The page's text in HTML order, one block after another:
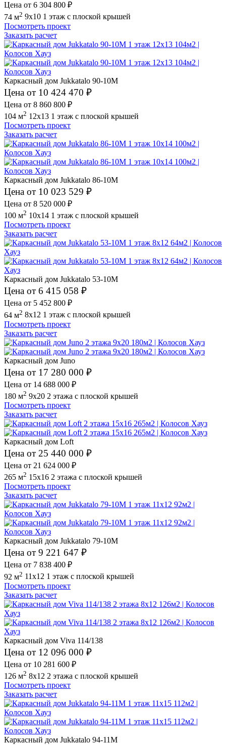
Цена от 6 304 800 ₽
74 м2 9x10 1 этаж с плоской крышей
Посмотреть проект
Заказать расчет
Каркасный дом Jukkatalo 90-10M
Цена от 10 424 470 ₽
Цена от 8 860 800 ₽
104 м2 12x13 1 этаж с плоской крышей
Посмотреть проект
Заказать расчет
Каркасный дом Jukkatalo 86-10M
Цена от 10 023 529 ₽
Цена от 8 520 000 ₽
100 м2 10x14 1 этаж с плоской крышей
Посмотреть проект
Заказать расчет
Каркасный дом Jukkatalo 53-10M
Цена от 6 415 058 ₽
Цена от 5 452 800 ₽
64 м2 8x12 1 этаж с плоской крышей
Посмотреть проект
Заказать расчет
Каркасный дом Juno
Цена от 17 280 000 ₽
Цена от 14 688 000 ₽
180 м2 9x20 2 этажа с плоской крышей
Посмотреть проект
Заказать расчет
Каркасный дом Loft
Цена от 25 440 000 ₽
Цена от 21 624 000 ₽
265 м2 15x16 2 этажа с плоской крышей
Посмотреть проект
Заказать расчет
Каркасный дом Jukkatalo 79-10M
Цена от 9 221 647 ₽
Цена от 7 838 400 ₽
92 м2 11x12 1 этаж с плоской крышей
Посмотреть проект
Заказать расчет
Каркасный дом Viva 114/138
Цена от 12 096 000 ₽
Цена от 10 281 600 ₽
126 м2 8x12 2 этажа с плоской крышей
Посмотреть проект
Заказать расчет
Каркасный дом Jukkatalo 94-11M